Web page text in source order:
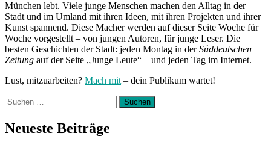
München lebt. Viele junge Menschen machen den Alltag in der
Stadt und im Umland mit ihren Ideen, mit ihren Projekten und ihrer
Kunst spannend. Diese Macher werden auf dieser Seite Woche für
Woche vorgestellt – von jungen Autoren, für junge Leser. Die
besten Geschichten der Stadt: jeden Montag in derSüddeutschen
Zeitung auf der Seite „Junge Leute“ – und jeden Tag im Internet.
Lust, mitzuarbeiten? Mach mit – dein Publikum wartet!
Suchen
nach:
Neueste Beiträge